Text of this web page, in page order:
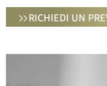
RICHIEDI UN